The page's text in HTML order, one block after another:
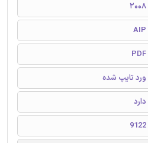
2008
AIP
PDF
ورد تایپ شده
دارد
9122